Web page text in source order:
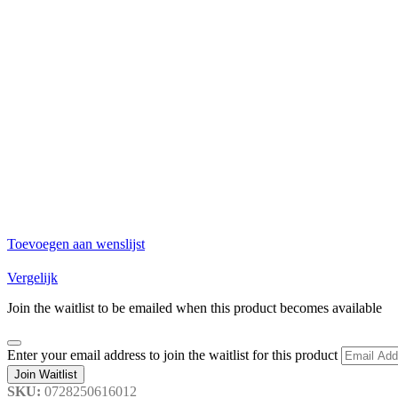
Toevoegen aan wenslijst
Vergelijk
Join the waitlist to be emailed when this product becomes available
Dismiss
notification
Enter your email address to join the waitlist for this product
Join Waitlist
SKU: 0728250616012